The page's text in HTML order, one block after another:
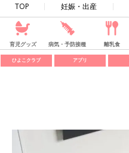
TOP 妊娠・出産
育児グッズ 病気・予防接種 離乳食
ひよこクラブ アプリ